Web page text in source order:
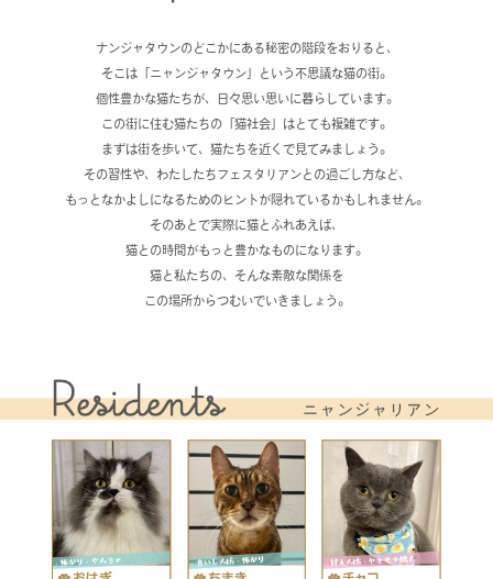
ナンジャタウンのどこかにある秘密の階段をおりると、
そこは「ニャンジャタウン」という不思議な猫の街。
個性豊かな猫たちが、日々思い思いに暮らしています。
この街に住む猫たちの「猫社会」はとても複雑です。
まずは街を歩いて、猫たちを近くで見てみましょう。
その習性や、わたしたちフェスタリアンとの過ごし方など、
もっとなかよしになるためのヒントが隠れているかもしれません。
そのあとで実際に猫とふれあえば、
猫との時間がもっと豊かなものになります。
猫と私たちの、そんな素敵な関係を
この場所からつむいでいきましょう。